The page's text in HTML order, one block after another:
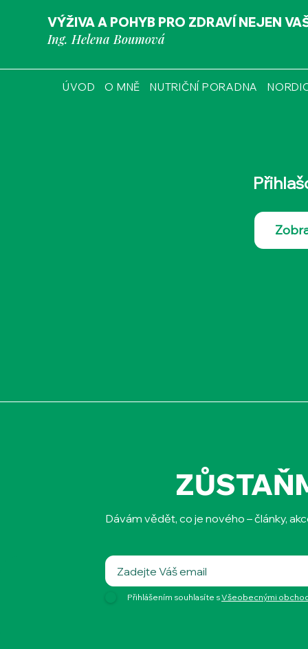
VÝŽIVA A POHYB PRO ZDRAVÍ NEJEN
Ing. Helena Boumová
ÚVOD O MNĚ NUTRIČNÍ PORADNA
Dávám vědět, co je nového – články,
Přihlášením souhlasíte sVšeobecnými